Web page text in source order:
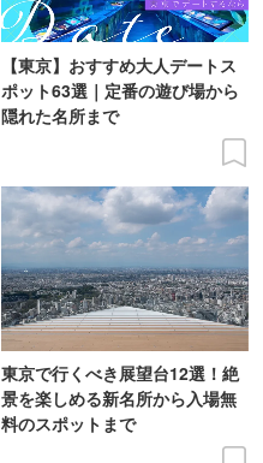
【東京】おすすめ大人デートス
ポット63選｜定番の遊び場から
隠れた名所まで
東京で行くべき展望台12選！絶
景を楽しめる新名所から入場無
料のスポットまで